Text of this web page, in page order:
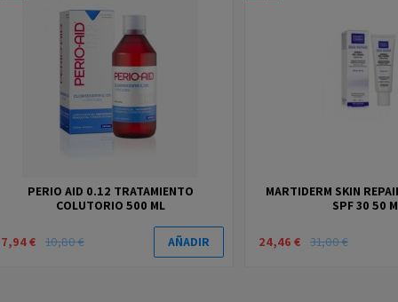
PERIO AID 0.12 TRATAMIENTO
COLUTORIO 500 ML
7,94 € 10,80 € AÑADIR
MARTIDERM SKIN
SPF 30 50
24,46 € 31,00 €